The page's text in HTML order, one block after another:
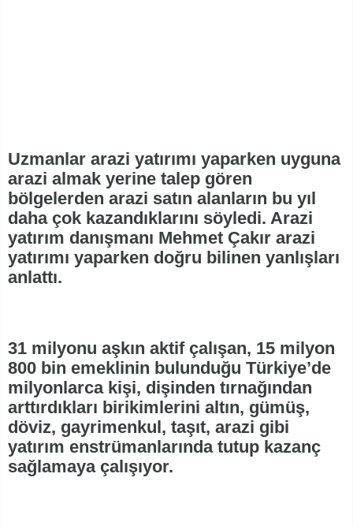
Uzmanlar arazi yatırımı yaparken uyguna
arazi almak yerine talep gören
bölgelerden arazi satın alanların bu yıl
daha çok kazandıklarını söyledi. Arazi
yatırım danışmanı Mehmet Çakır arazi
yatırımı yaparken doğru bilinen yanlışları
anlattı.
31 milyonu aşkın aktif çalışan, 15 milyon
800 bin emeklinin bulunduğu Türkiye’de
milyonlarca kişi, dişinden tırnağından
arttırdıkları birikimlerini altın, gümüş,
döviz, gayrimenkul, taşıt, arazi gibi
yatırım enstrümanlarında tutup kazanç
sağlamaya çalışıyor.